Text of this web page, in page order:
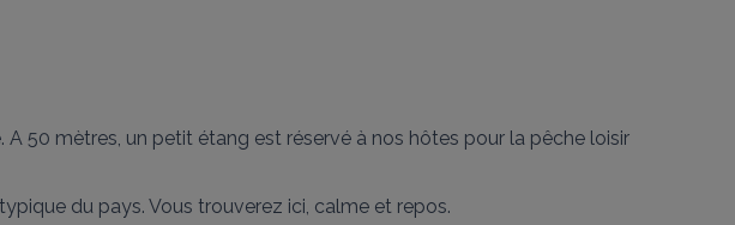
50 mètres, un petit étang est réservé à nos hôtes pour la pêche loisir
du pays. Vous trouverez ici, calme et repos.